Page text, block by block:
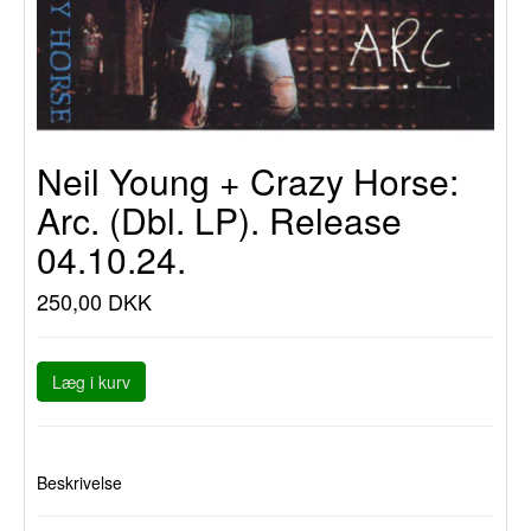
Neil Young + Crazy Horse:
Arc. (Dbl. LP). Release
04.10.24.
250,00 DKK
Læg i kurv
Beskrivelse